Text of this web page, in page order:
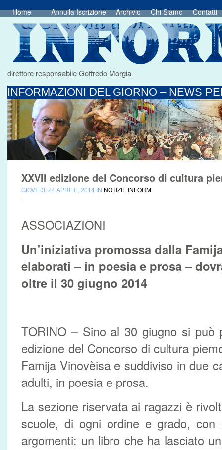
Home Annulla Iscrizione Archivio Chi Siamo Contatti
direttore responsabile Goffredo Morgia
INFORMAZIONI DEL GIORNO – NEWS
XXVII edizione del Concorso di cultura
GIOVEDÌ, 24 APRILE, 2014 IN NOTIZIE INFORM
ASSOCIAZIONI
Un’iniziativa promossa dalla
elaborati – in poesia e prosa –
oltre il 30 giugno 2014
TORINO – Sino al 30 giugno si può
edizione del Concorso di cultura
Famija Vinovèisa e suddiviso in due
adulti, in poesia e prosa.
La sezione riservata ai ragazzi è
scuole, di ogni ordine e grado, con
argomenti: un libro che ha lasciato